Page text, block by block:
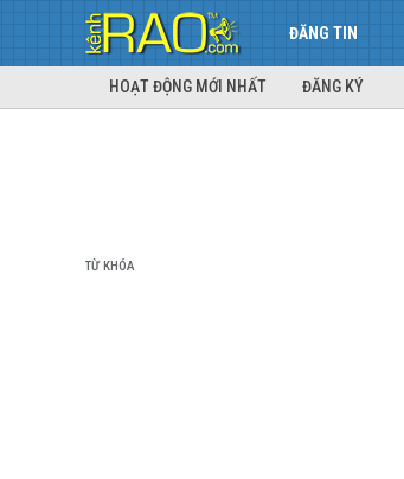
ĐĂNG TIN
HOẠT ĐỘNG MỚI NHẤT ĐĂNG KÝ
TỪ KHÓA